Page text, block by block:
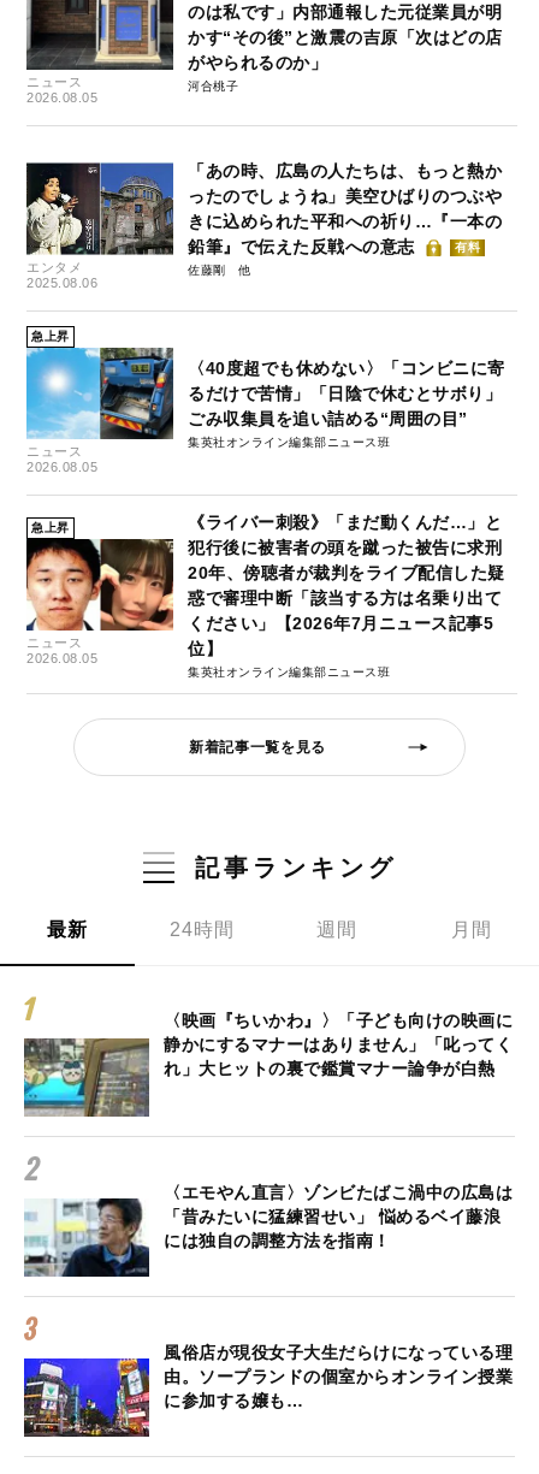
ニュース
2026.08.05
のは私です」内部通報した元従業員が明
かす“その後”と激震の吉原「次はどの店
がやられるのか」
河合桃子
エンタメ
2025.08.06
「あの時、広島の人たちは、もっと熱か
ったのでしょうね」美空ひばりのつぶや
きに込められた平和への祈り…『一本の
鉛筆』で伝えた反戦への意志
有料
佐藤剛
急上昇
ニュース
2026.08.05
〈40度超でも休めない〉「コンビニに寄
るだけで苦情」「日陰で休むとサボり」
ごみ収集員を追い詰める“周囲の目”
集英社オンライン編集部ニュース班
急上昇
ニュース
2026.08.05
《ライバー刺殺》「まだ動くんだ…」と
犯行後に被害者の頭を蹴った被告に求刑
20年、傍聴者が裁判をライブ配信した疑
惑で審理中断「該当する方は名乗り出て
ください」【2026年7月ニュース記事5
位】
集英社オンライン編集部ニュース班
新着記事一覧を見る
記事ランキング
最新 24時間 週間 月間
〈映画『ちいかわ』〉「子ども向けの映画に
静かにするマナーはありません」「叱ってく
れ」大ヒットの裏で鑑賞マナー論争が白熱
〈エモやん直言〉ゾンビたばこ渦中の広島は
「昔みたいに猛練習せい」 悩めるベイ藤浪
には独自の調整方法を指南！
風俗店が現役女子大生だらけになっている理
由。ソープランドの個室からオンライン授業
に参加する嬢も…